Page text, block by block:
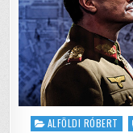
Posted
ALFÖLDI RÓBERT